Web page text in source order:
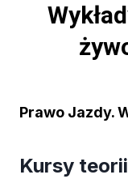
Prawo Jazdy.
Kursy